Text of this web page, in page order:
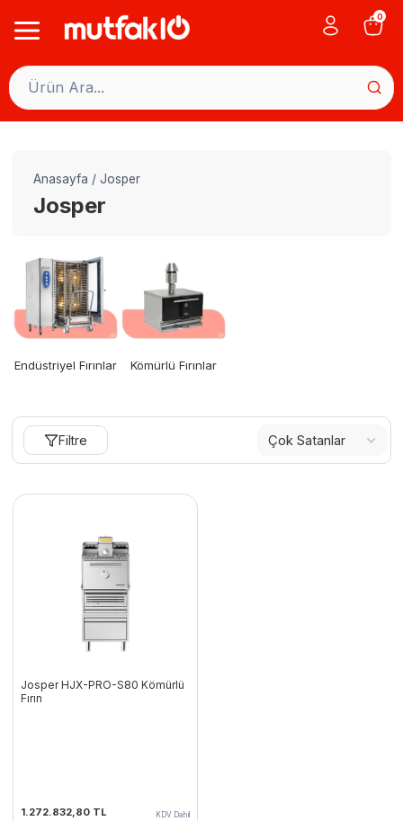
0
Anasayfa / Josper
Josper
Endüstriyel Fırınlar Kömürlü Fırınlar
Filtre
Josper HJX-PRO-S80 Kömürlü
Fırın
1.272.832,80 TL KDV Dahil